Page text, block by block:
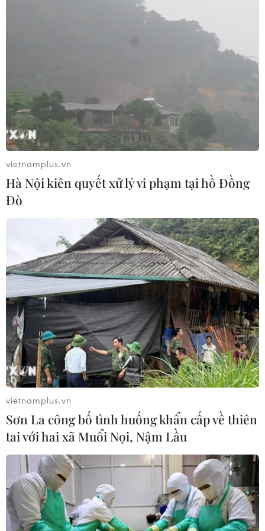
nhắc lại quyết định, đồng thời cho biết các vấn đề với
Nga trong những năm qua "không thể biện hộ" cho việc
Nga sẵn sàng đối thoại với Mỹ về hiệp
định Bầu trời mở
22/05/2020 23:06
Nga sẽ xây dựng chính sách liên quan đến hiệp định
Bầu trời mở, hoàn toàn xuất phát từ lợi ích an ninh quốc
gia, phối hợp chặt chẽ với các đồng minh và đối tác.
vietnamplus.vn
Hà Nội kiên quyết xử lý vi phạm tại hồ Đồng
Đò
vietnamplus.vn
Sơn La công bố tình huống khẩn cấp về thiên
tai với hai xã Muổi Nọi, Nậm Lầu